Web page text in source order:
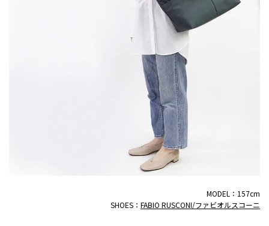
MODEL：157cm
SHOES： FABIO RUSCONI/ファビオルスコーニ